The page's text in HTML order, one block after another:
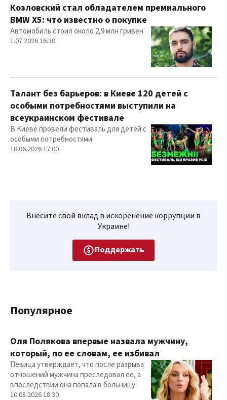
Козловский стал обладателем премиального
BMW X5: что известно о покупке
Автомобиль стоил около 2,9 млн гривен
1.07.2026 16:30
Талант без барьеров: в Киеве 120 детей с
особыми потребностями выступили на
всеукраинском фестивале
В Киеве провели фестиваль для детей с
особыми потребностями
18.06.2026 17:00
Внесите свой вклад в искоренение коррупции в
Украине!
Поддержать
Популярное
Оля Полякова впервые назвала мужчину,
который, по ее словам, ее избивал
Певица утверждает, что после разрыва
отношений мужчина преследовал ее, а
впоследствии она попала в больницу
10.08.2026 18:30